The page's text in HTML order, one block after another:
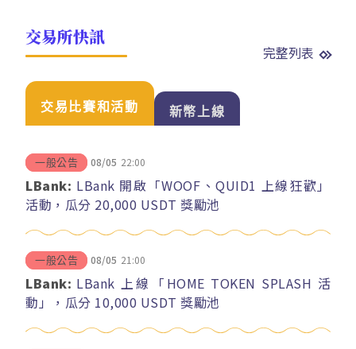
交易所快訊
完整列表
交易比賽和活動 新幣上線
一般公告 08/05 22:00
LBank: LBank 開啟「WOOF、QUID1 上線狂歡」
活動，瓜分 20,000 USDT 獎勵池
一般公告 08/05 21:00
LBank: LBank 上線「HOME TOKEN SPLASH 活
動」，瓜分 10,000 USDT 獎勵池